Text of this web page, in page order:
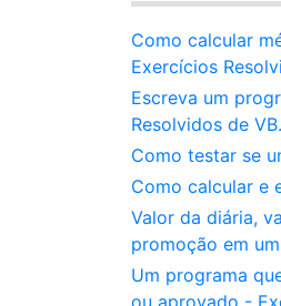
Como calcular
Exercícios
Escreva um
Resolvidos de
Como testar se
Como calcular e
Valor da diária,
promoção em
Um programa
ou aprovado -